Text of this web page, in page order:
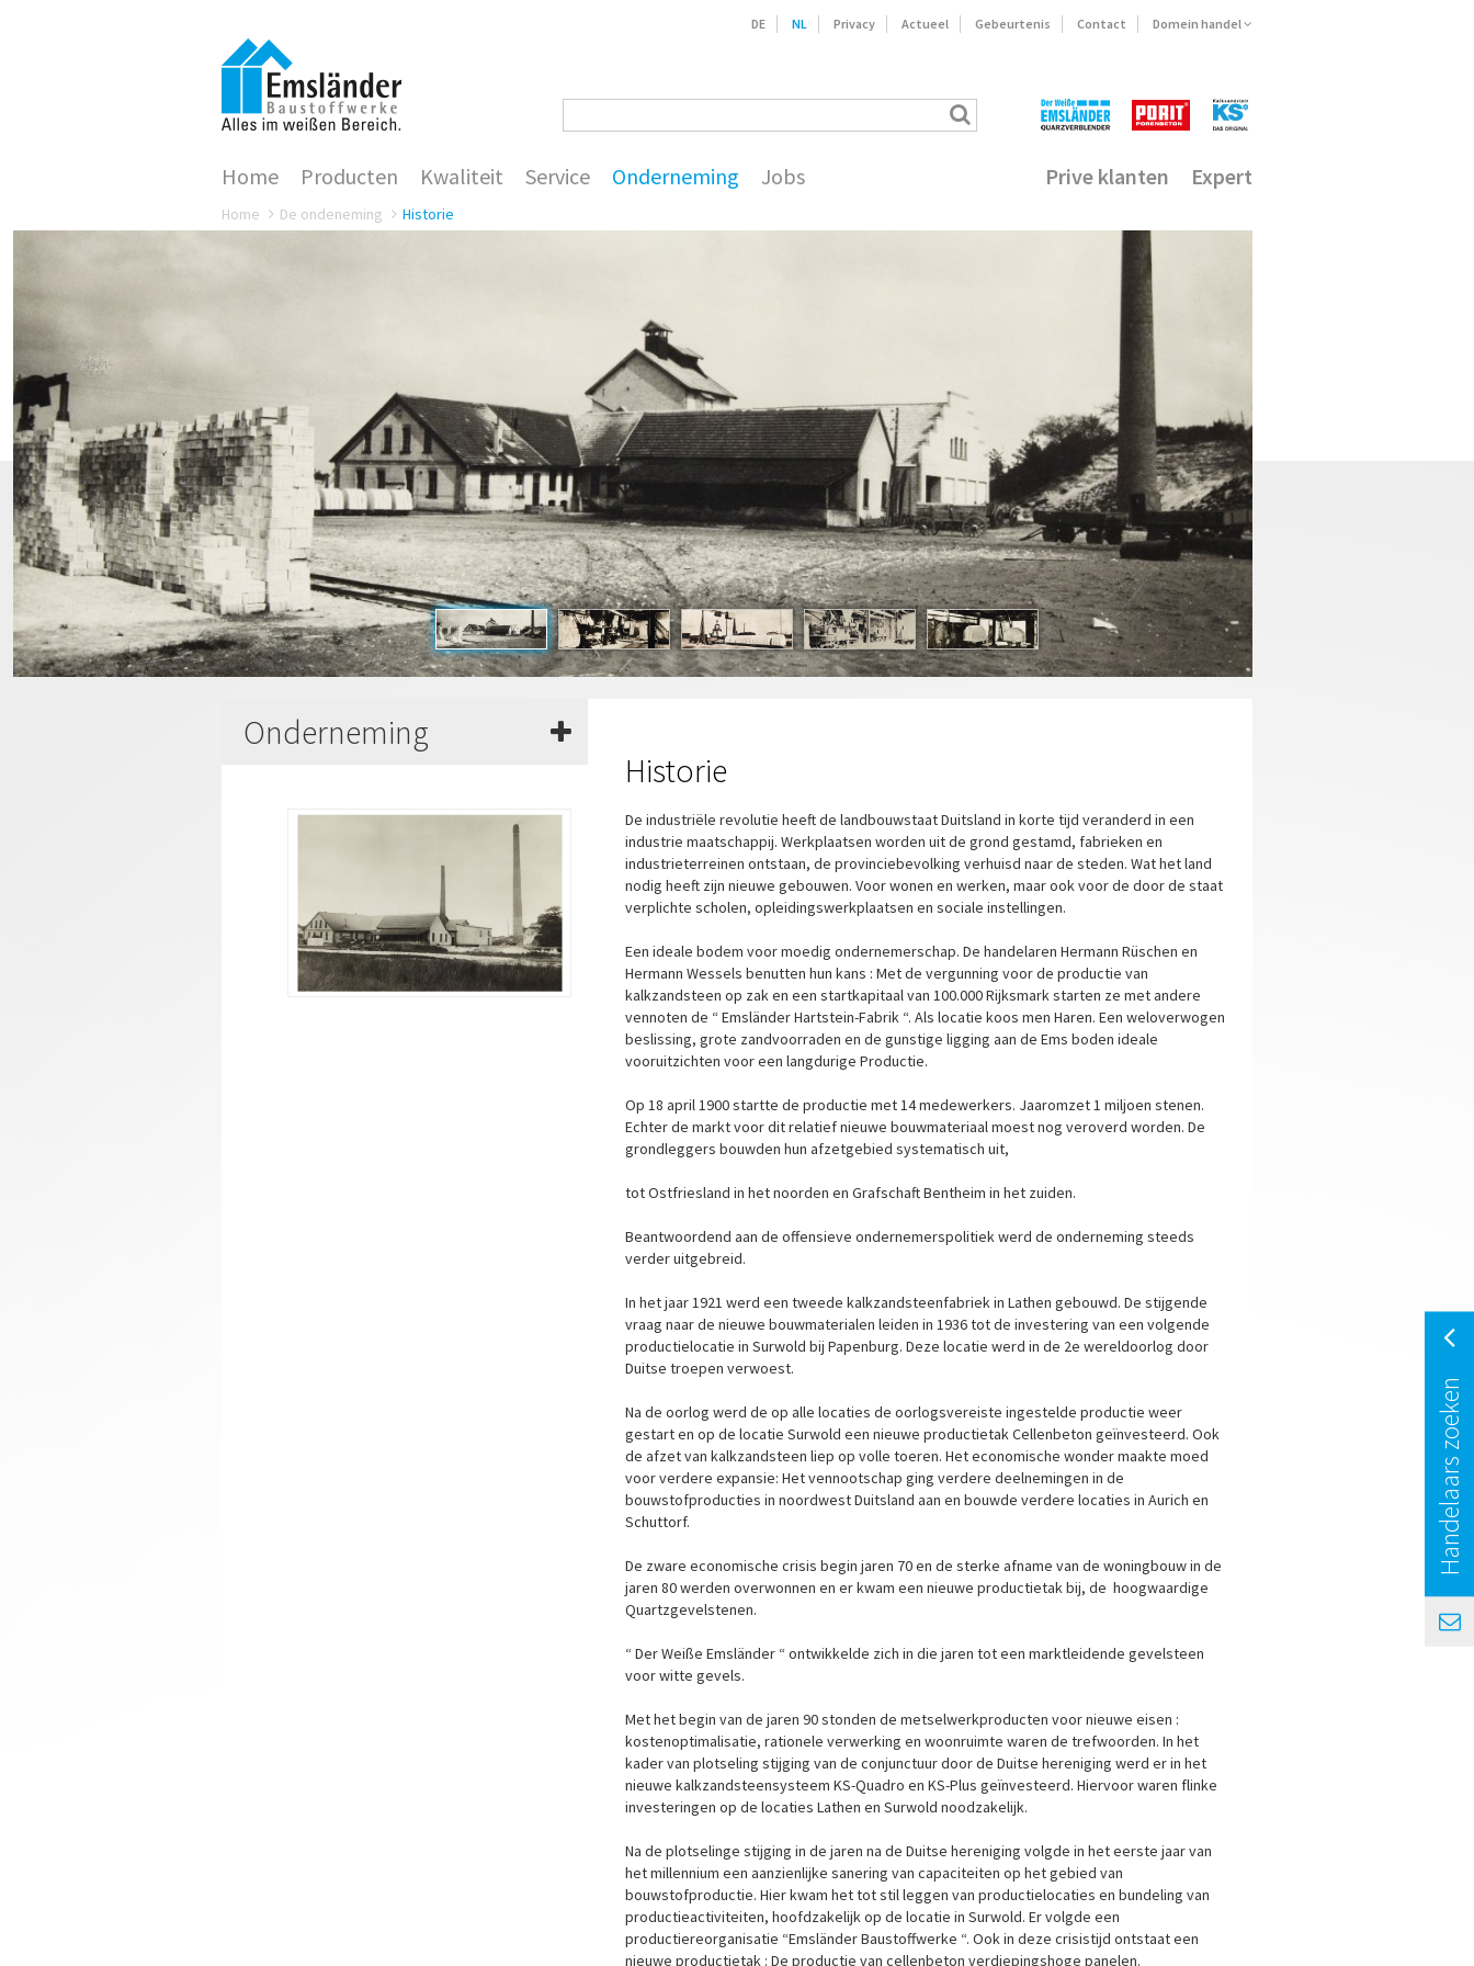
DE NL Privacy Actueel Gebeurtenis Contact Domein handel
Home Producten Kwaliteit Service Onderneming Jobs
Home De ondeneming Historie
Prive klanten Expert
Onderneming
Historie
De industriële revolutie heeft de landbouwstaat Duitsland in korte tijd veranderd in een
industrie maatschappij. Werkplaatsen worden uit de grond gestamd, fabrieken en
industrieterreinen ontstaan, de provinciebevolking verhuisd naar de steden. Wat het land
nodig heeft zijn nieuwe gebouwen. Voor wonen en werken, maar ook voor de door de staat
verplichte scholen, opleidingswerkplaatsen en sociale instellingen.
Een ideale bodem voor moedig ondernemerschap. De handelaren Hermann Rüschen en
Hermann Wessels benutten hun kans : Met de vergunning voor de productie van
kalkzandsteen op zak en een startkapitaal van 100.000 Rijksmark starten ze met andere
vennoten de “ Emsländer Hartstein-Fabrik “. Als locatie koos men Haren. Een weloverwogen
beslissing, grote zandvoorraden en de gunstige ligging aan de Ems boden ideale
vooruitzichten voor een langdurige Productie.
Op 18 april 1900 startte de productie met 14 medewerkers. Jaaromzet 1 miljoen stenen.
Echter de markt voor dit relatief nieuwe bouwmateriaal moest nog veroverd worden. De
grondleggers bouwden hun afzetgebied systematisch uit,
tot Ostfriesland in het noorden en Grafschaft Bentheim in het zuiden.
Beantwoordend aan de offensieve ondernemerspolitiek werd de onderneming steeds
verder uitgebreid.
In het jaar 1921 werd een tweede kalkzandsteenfabriek in Lathen gebouwd. De stijgende
vraag naar de nieuwe bouwmaterialen leiden in 1936 tot de investering van een volgende
productielocatie in Surwold bij Papenburg. Deze locatie werd in de 2e wereldoorlog door
Duitse troepen verwoest.
Na de oorlog werd de op alle locaties de oorlogsvereiste ingestelde productie weer
gestart en op de locatie Surwold een nieuwe productietak Cellenbeton geïnvesteerd. Ook
de afzet van kalkzandsteen liep op volle toeren. Het economische wonder maakte moed
voor verdere expansie: Het vennootschap ging verdere deelnemingen in de
bouwstofproducties in noordwest Duitsland aan en bouwde verdere locaties in Aurich en
Schuttorf.
De zware economische crisis begin jaren 70 en de sterke afname van de woningbouw in de
jaren 80 werden overwonnen en er kwam een nieuwe productietak bij, de hoogwaardige
Quartzgevelstenen.
“ Der Weiße Emsländer “ ontwikkelde zich in die jaren tot een marktleidende gevelsteen
voor witte gevels.
Met het begin van de jaren 90 stonden de metselwerkproducten voor nieuwe eisen :
kostenoptimalisatie, rationele verwerking en woonruimte waren de trefwoorden. In het
kader van plotseling stijging van de conjunctuur door de Duitse hereniging werd er in het
nieuwe kalkzandsteensysteem KS-Quadro en KS-Plus geïnvesteerd. Hiervoor waren flinke
investeringen op de locaties Lathen en Surwold noodzakelijk.
Na de plotselinge stijging in de jaren na de Duitse hereniging volgde in het eerste jaar van
het millennium een aanzienlijke sanering van capaciteiten op het gebied van
bouwstofproductie. Hier kwam het tot stil leggen van productielocaties en bundeling van
productieactiviteiten, hoofdzakelijk op de locatie in Surwold. Er volgde een
productiereorganisatie “Emsländer Baustoffwerke “. Ook in deze crisistijd ontstaat een
nieuwe productietak : De productie van cellenbeton verdiepingshoge panelen.
Handelaars zoeken